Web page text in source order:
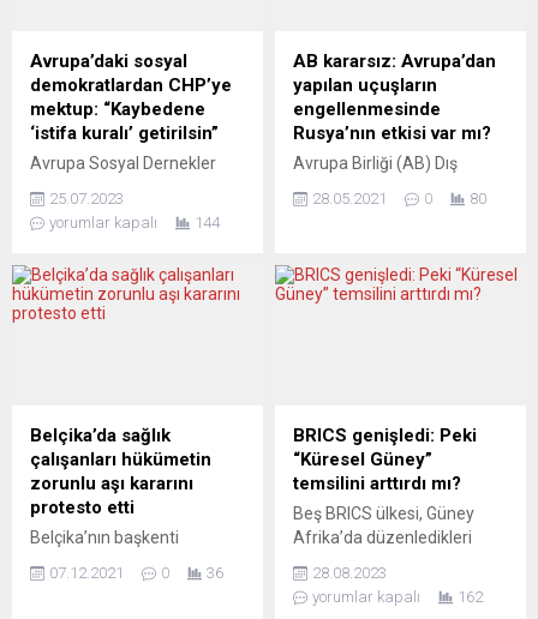
işverene, çalışanlarının aşı
olup olmadığı bilgisini
edinebilmesi konusunda
anlaştı. Söz konusu
düzenlemeye göre
bakımevleri, çocuk yuvaları,
okullar ve otel...
1964’ten bu yana farklı
adlarla süren Türkçe radyo
yayınlarının da içinde yer
aldığı çok dilli...
Avrupa’daki sosyal
demokratlardan CHP’ye
mektup: “Kaybedene
‘istifa kuralı’ getirilsin”
Avrupa Sosyal Dernekler
Genel Başkanı Necip Şahin
Cumhuriyet Halk Partisi’in
göndererek partide
kaybeden başkana istifa
cumhuriyet tarihinin en aşırı
sağcı parlamentosunu
oluşturduğuna işaret eden
Şahin CHP’nin iç
çekişmelere son verip hızla
ülkenin...
25.07.2023
yorumlar kapalı
144
AB kararsız: Avrupa’dan
yapılan uçuşların
engellenmesinde
Rusya’nın etkisi var mı?
Avrupa Birliği (AB) Dış
Politikaları Yüksek Temsilcisi
tarafından engellendiği
yolundaki iddiaların tek
gözaltına almak için bir
yolcu uçağını zorla Minsk’e
indirmesiyle başlayan krizin
28.05.2021 0 80
Belçika’da sağlık
çalışanları hükümetin
zorunlu aşı kararını
protesto etti
Belçika’nın başkenti
çalışanı, hükümetin aşı
07.12.2021 0 36
BRICS genişledi: Peki
“Küresel Güney”
temsilini arttırdı mı?
Beş BRICS ülkesi, Güney
Afrika’da düzenledikleri
arasından seçtikleri altı yeni
ülkeyi birliğe katmaya karar
28.08.2023
yorumlar kapalı
162